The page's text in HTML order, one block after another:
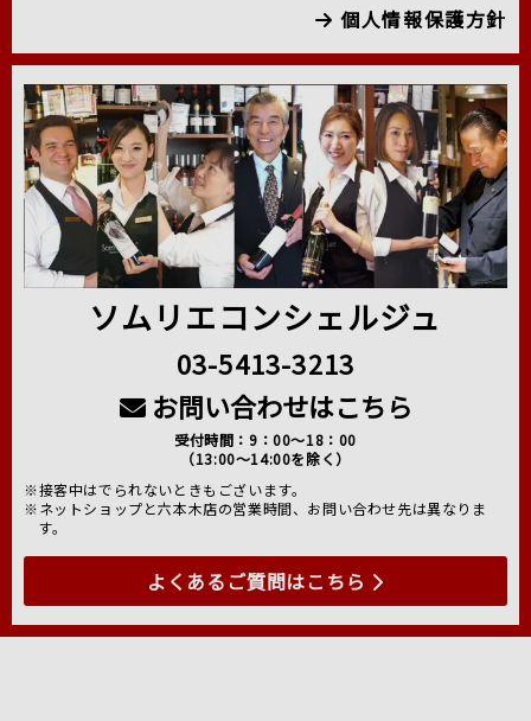
個人情報保護方針
ソムリエコンシェルジュ
03-5413-3213
お問い合わせはこちら
受付時間：9：00～18：00
（13:00～14:00を除く）
※接客中はでられないときもございます。
※ネットショップと六本木店の営業時間、お問い合わせ先は異なりま
す。
よくあるご質問はこちら